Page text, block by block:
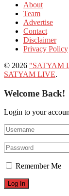
About
Team
Advertise
Contact
Disclaimer
Privacy Policy
© 2026 "SATYAM
SATYAM LIVE.
Welcome Back!
Login to your
Remember Me